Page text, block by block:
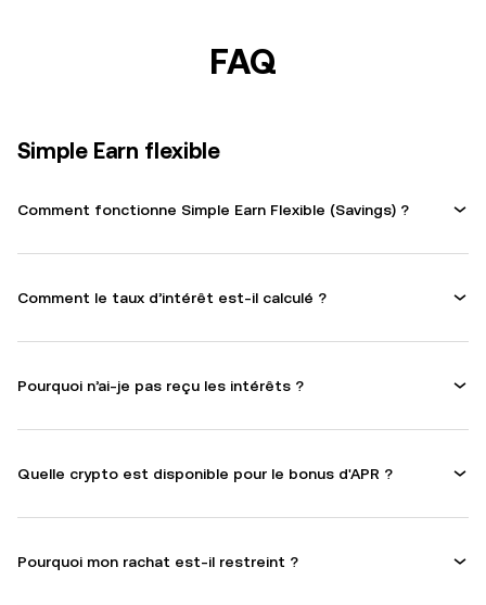
FAQ
Simple Earn flexible
Comment fonctionne Simple Earn Flexible (Savings) ?
Comment le taux d’intérêt est-il calculé ?
Pourquoi n’ai-je pas reçu les intérêts ?
Quelle crypto est disponible pour le bonus d'APR ?
Pourquoi mon rachat est-il restreint ?